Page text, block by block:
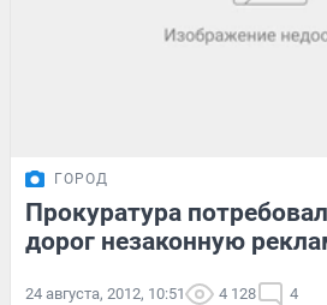
ГОРОД
Прокуратура
дорог незаконную
24 августа, 2012, 10:51 4 128 4